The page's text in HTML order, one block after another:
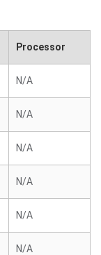
Processor
N/A
N/A
N/A
N/A
N/A
N/A